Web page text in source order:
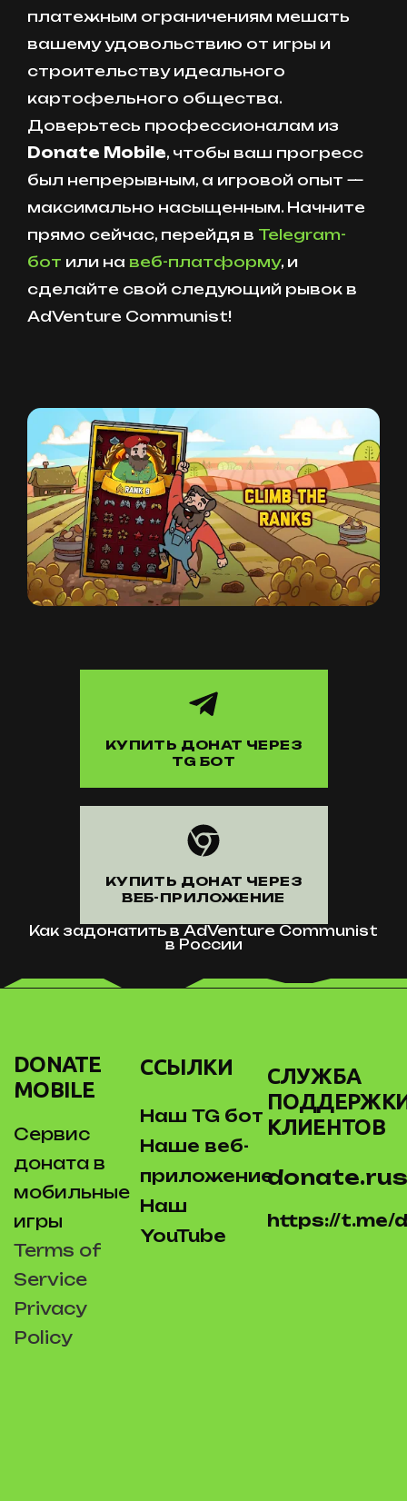
платежным ограничениям мешать
вашему удовольствию от игры и
строительству идеального
картофельного общества.
Доверьтесь профессионалам из
Donate Mobile, чтобы ваш прогресс
был непрерывным, а игровой опыт —
максимально насыщенным. Начните
прямо сейчас, перейдя в Telegram-
бот или на веб-платформу, и
сделайте свой следующий рывок в
AdVenture Communist!
КУПИТЬ ДОНАТ ЧЕРЕЗ
TG БОТ
КУПИТЬ ДОНАТ ЧЕРЕЗ
ВЕБ-ПРИЛОЖЕНИЕ
Как задонатить в AdVenture Communist
в России
DONATE
MOBILE
Сервис
доната в
мобильные
игры
Terms of
Service
Privacy
Policy
ССЫЛКИ
Наш TG бот
Наше веб-
приложение
Наш
YouTube
СЛУЖБА
КЛИЕНТОВ
https://t.me/